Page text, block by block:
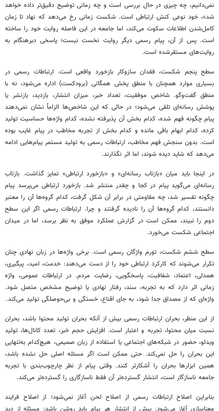
نمی‌دانیم، چه چیزی در حال بررسی است و چه زمانی توضیح دقیق‌تر داده خواهد
شد»، خود نوعی کنش ارتباطی است. شکست زمانی رخ می‌دهد که نهاد تا زمان
کامل‌شدن اطلاعات سکوت می‌کند، اما جامعه در این فاصله روایت خود را ساخته
است. پس از آن، پیام رسمی دیگر روایت نخست نیست؛ پاسخی دیرهنگام به
روایت‌های مستقرشده است.
سطح پنجم شکست، فقدان سازوکار بازخورد واقعی است. ارتباطات رسمی در
بسیاری موارد همچنان با منطق پخش همگانی (برودکست) اداره می‌شود، نه با
منطق گفت‌وگو. شاخص موفقیت، تعداد خبر، میزان انتشار، بازدید، بازنشر یا
پوشش رسانه‌ای تلقی می‌شود؛ در حالی که این شاخص‌ها الزاماً نشان نمی‌دهند
پیام چگونه فهم شده، کدام بخش آن پذیرفته نشده، کدام واژه‌ها حساسیت تولید
کرده، کدام ابهام باقی مانده و کدام بخش از تجربه مخاطب در پیام غایب بوده
است. بدون سنجش فهم مخاطب، ارتباطات رسمی به تولید مستمر پیام‌هایی ادامه
می‌دهد که شاید دیده شوند، اما اثر نگذارند.
در اینجا باید میان «بازتاب رسانه‌ای» و «بازخورد ارتباطی» تمایز گذاشت. بازتاب
رسانه‌ای می‌گوید پیام در کجا و چقدر منتشر شد. بازخورد ارتباطی می‌پرسد پیام
چگونه تفسیر شد، چه مقاومتی در برابر آن شکل گرفت، کدام گروه‌ها آن را معتبر
دانستند، کدام گروه‌ها آن را نادیده گرفتند و چرا. ارتباطات رسمی اگر این سطح
دوم را نبیند، ممکن است در گزارش عملکرد موفق به نظر برسد، اما در میدان
اجتماعی شکست می‌خورد.
سطح ششم شکست، تورم واژگان رسمی است. برخی واژه‌ها در زبان نهادی چنان
تکرار می‌شوند که کارکرد ارتباطی خود را از دست می‌دهند: خدمت، امید، پیگیری،
همدلی، اعتماد، شفافیت، پاسخگویی، رضایت مردم. در ارتباطات عمومی، واژه
زمانی اثر دارد که به تجربه، سند، رفتار نهادی یا توضیح مشخص متصل شود.
واژه‌ای که از مصداق جدا شود، به جای اقناع، خستگی و بی‌حوصلگی تولید می‌کند.
از این منظر، بحران ارتباطات رسمی بیش از آنکه بحران تولید محتوا باشد، بحران
نسبت میان محتوا، تجربه و اعتبار است. افزایش حجم خبر، تعدد کانال‌ها، تولید
ویدئو، حضور در شبکه‌های اجتماعی یا استفاده از زبان صمیمی، هیچ‌کدام به‌تنهایی
این بحران را حل نمی‌کند. حتی ممکن است اگر مسئله اصلی حل نشده باشد،
همین ابزارها بحران را آشکارتر کنند. وقتی پیام از نظر چارچوب‌بندی با تجربه
جامعه ناسازگار است، انتشار گسترده‌تر آن فقط ناسازگاری را گسترده‌تر می‌کند.
بنابراین اصلاح ارتباطات رسمی از اصلاح لحن آغاز نمی‌شود؛ از اصلاح فرایند